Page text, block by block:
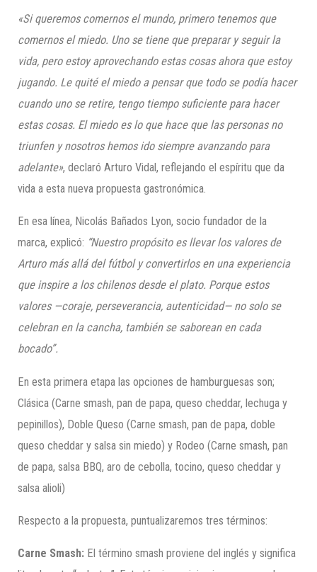
«Si queremos comernos el mundo, primero tenemos que
comernos el miedo. Uno se tiene que preparar y seguir la
vida, pero estoy aprovechando estas cosas ahora que estoy
jugando. Le quité el miedo a pensar que todo se podía hacer
cuando uno se retire, tengo tiempo suficiente para hacer
estas cosas. El miedo es lo que hace que las personas no
triunfen y nosotros hemos ido siempre avanzando para
adelante», declaró Arturo Vidal, reflejando el espíritu que da
vida a esta nueva propuesta gastronómica.
En esa línea, Nicolás Bañados Lyon, socio fundador de la
marca, explicó: “Nuestro propósito es llevar los valores de
Arturo más allá del fútbol y convertirlos en una experiencia
que inspire a los chilenos desde el plato. Porque estos
valores —coraje, perseverancia, autenticidad— no solo se
celebran en la cancha, también se saborean en cada
bocado”.
En esta primera etapa las opciones de hamburguesas son;
Clásica (Carne smash, pan de papa, queso cheddar, lechuga y
pepinillos), Doble Queso (Carne smash, pan de papa, doble
queso cheddar y salsa sin miedo) y Rodeo (Carne smash, pan
de papa, salsa BBQ, aro de cebolla, tocino, queso cheddar y
salsa alioli)
Respecto a la propuesta, puntualizaremos tres términos:
Carne Smash: El término smash proviene del inglés y significa